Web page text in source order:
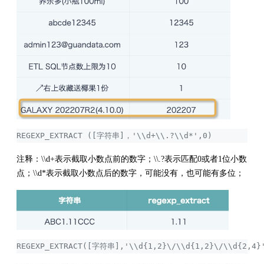
REGEXP_EXTRACT ([字符串]，'\\d+\\.?\\d*',0)
注释：\\d+表示截取小数点前的数字；\\.?表示匹配0或者1位小数
点；\\d*表示截取小数点后的数字，可能没有，也可能有多位；
REGEXP_EXTRACT([字符串],'\\d{1,2}\/\\d{1,2}\/